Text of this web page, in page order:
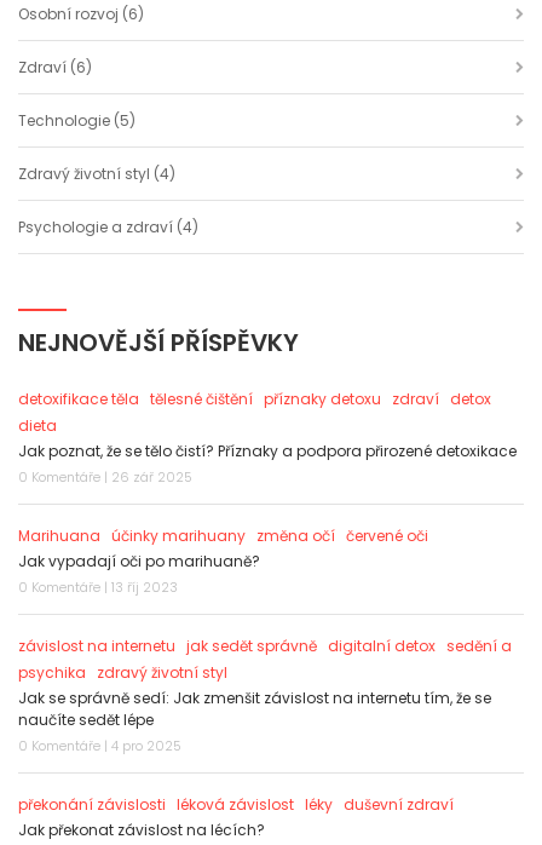
Osobní rozvoj (6)
Zdraví (6)
Technologie (5)
Zdravý životní styl (4)
Psychologie a zdraví (4)
NEJNOVĚJŠÍ PŘÍSPĚVKY
detoxifikace těla tělesné čištění příznaky detoxu zdraví detox
dieta
Jak poznat, že se tělo čistí? Příznaky a podpora přirozené detoxikace
0 Komentáře | 26 zář 2025
Marihuana účinky marihuany změna očí červené oči
Jak vypadají oči po marihuaně?
0 Komentáře | 13 říj 2023
závislost na internetu jak sedět správně digitalní detox sedění a
psychika
zdravý životní styl
Jak se správně sedí: Jak zmenšit závislost na internetu tím, že se
naučíte sedět lépe
0 Komentáře | 4 pro 2025
překonání závislosti léková závislost léky duševní zdraví
Jak překonat závislost na lécích?